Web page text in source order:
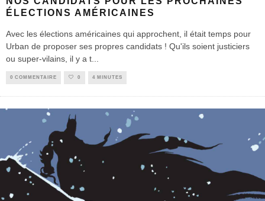
ÉLECTIONS AMÉRICAINES
Avec les élections américaines qui approchent, il était temps pour
Urban de proposer ses propres candidats ! Qu'ils soient justiciers
ou super-vilains, il y a t
0 COMMENTAIRE 0 4 MINUTES